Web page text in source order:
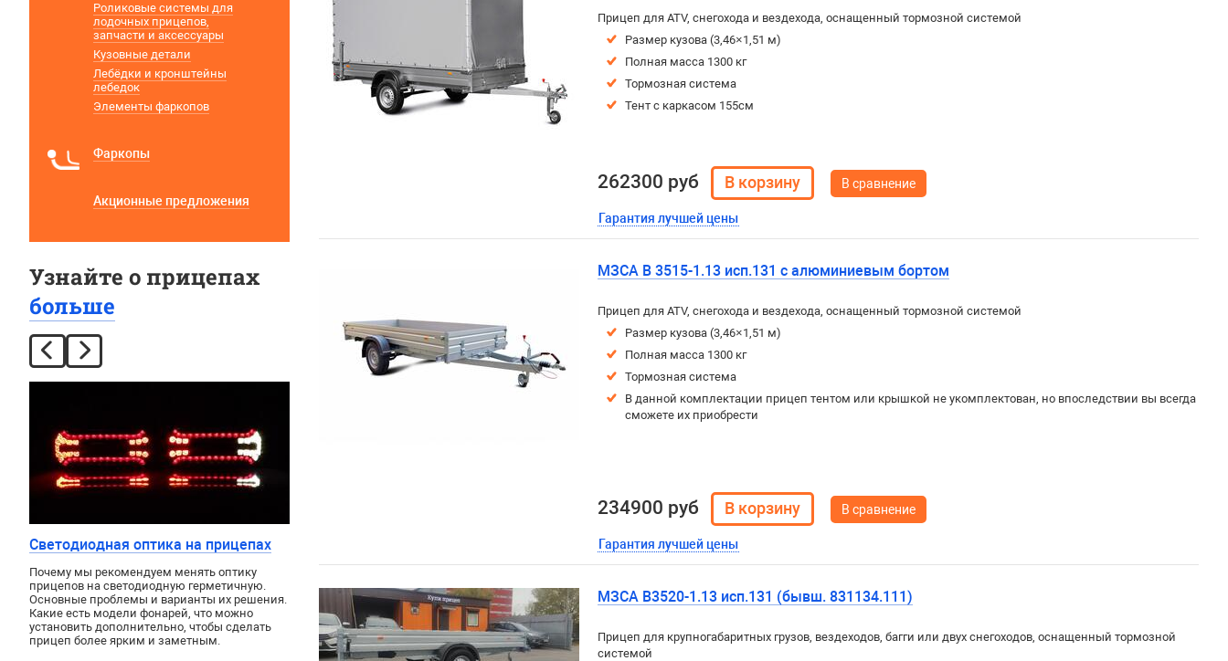
Прицеп для ATV, снегохода и вездехода, оснащенный тормозной системой
Размер кузова (3,46×1,51 м)
Полная масса 1300 кг
Тормозная система
Тент с каркасом 155см
262300 руб
Гарантия лучшей цены
В сравнение
МЗСА B 3515-1.13 исп.131 с алюминиевым бортом
Прицеп для ATV, снегохода и вездехода, оснащенный тормозной системой
Размер кузова (3,46×1,51 м)
Полная масса 1300 кг
Тормозная система
В данной комплектации прицеп тентом или крышкой не укомплектован, но впоследствии вы всегда
сможете их приобрести
234900 руб
Гарантия лучшей цены
В сравнение
МЗСА B3520-1.13 исп.131 (бывш. 831134.111)
Прицеп для крупногабаритных грузов, вездеходов, багги или двух снегоходов, оснащенный тормозной
системой
Роликовые системы для
лодочных прицепов,
запчасти и аксессуары
Кузовные детали
Лебёдки и кронштейны
лебедок
Элементы фаркопов
Фаркопы
Акционные предложения
Узнайте о прицепах
больше
Светодиодная оптика на прицепах
Почему мы рекомендуем менять оптику
прицепов на светодиодную герметичную.
Основные проблемы и варианты их решения.
Какие есть модели фонарей, что можно
установить дополнительно, чтобы сделать
прицеп более ярким и заметным.